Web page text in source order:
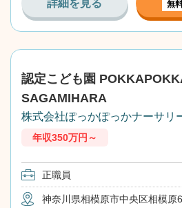
詳細を見る 無
認定こども園
SAGAMIHARA
株式会社ぽっかぽっかナーサリ
年収350万円～
正職員
神奈川県相模原市中央区相模原